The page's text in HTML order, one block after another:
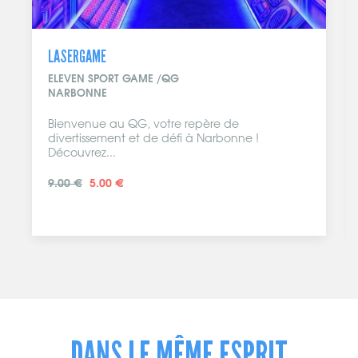
LASERGAME
ELEVEN SPORT GAME /QG
NARBONNE
Bienvenue au QG, votre repère de
divertissement et de défi à Narbonne !
Découvrez...
9.00 € 5.00 €